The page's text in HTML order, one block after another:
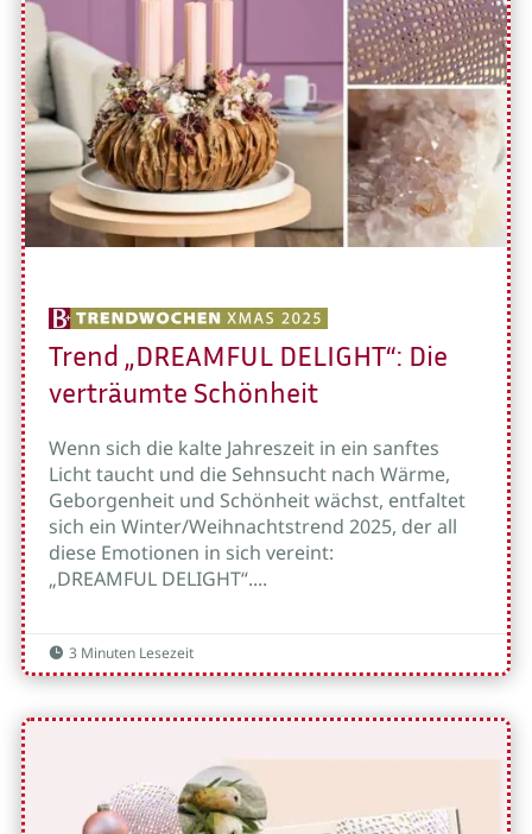
Trend „DREAMFUL DELIGHT“: Die
verträumte Schönheit
Wenn sich die kalte Jahreszeit in ein sanftes
Licht taucht und die Sehnsucht nach Wärme,
Geborgenheit und Schönheit wächst, entfaltet
sich ein Winter/Weihnachtstrend 2025, der all
diese Emotionen in sich vereint:
„DREAMFUL DELIGHT“....
 3 Minuten Lesezeit